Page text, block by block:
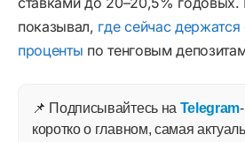
показывал, где сейчас
проценты по тенговым
📌 Подписывайтесь на Telegram
коротко о главном, самая